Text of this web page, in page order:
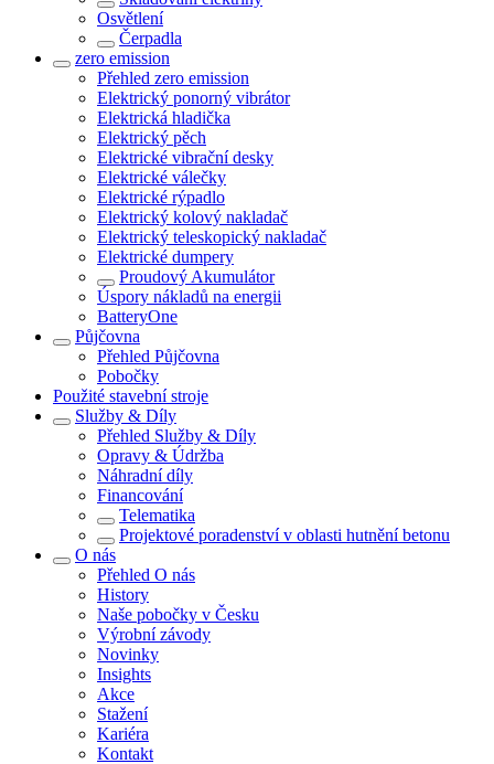
Osvětlení
Čerpadla
zero emission
Přehled zero emission
Elektrický ponorný vibrátor
Elektrická hladička
Elektrický pěch
Elektrické vibrační desky
Elektrické válečky
Elektrické rýpadlo
Elektrický kolový nakladač
Elektrický teleskopický nakladač
Elektrické dumpery
Proudový Akumulátor
Úspory nákladů na energii
BatteryOne
Půjčovna
Přehled Půjčovna
Pobočky
Použité stavební stroje
Služby & Díly
Přehled Služby & Díly
Opravy & Údržba
Náhradní díly
Financování
Telematika
Projektové poradenství v oblasti hutnění betonu
O nás
Přehled O nás
History
Naše pobočky v Česku
Výrobní závody
Novinky
Insights
Akce
Stažení
Kariéra
Kontakt